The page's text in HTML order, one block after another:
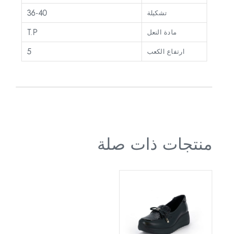
تشكيلة 36-40
مادة النعل T.P
ارتفاع الكعب 5
منتجات ذات صلة